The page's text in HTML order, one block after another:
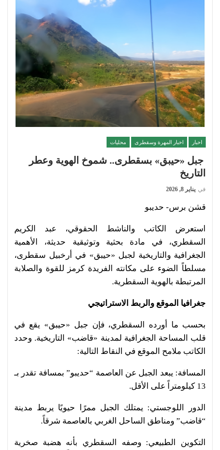
اخبار اخبار المهرة وسقطرى محليات
جبل «حيبق» بسقطرى.. شموخ الهوية وعطر
التاريخ
في يناير 8, 2026
قشن برس- حديبو
استعرض الكاتب والناشط الحقوقي، عبد الكريم
السقطري، في مادة بحثية وتوثيقية حديثة، الأهمية
الجغرافية والتاريخية لجبل «حيبق» في أرخبيل سقطرى،
مسلطاً الضوء على مكانته الفريدة كرمز للقوة والصلابة
المرتبطة بالهوية السقطرية.
جغرافيا الموقع والربط الاستراتيجي
بحسب ما أورده السقطري، فإن جبل «حيبق» يقع في
قلب المساحة الجغرافية لمدينة «قاضب» التاريخية. وحدد
الكاتب ملامح الموقع في النقاط التالية:
المسافة: يبعد الجبل عن العاصمة “حديبو” بمسافة تقدر بـ
13 كيلومتراً على الأقل.
الدور اللوجستي: يمتلك الجبل ممرًا حيويًا يربط مدينة
“قاضب” ومناطق الساحل الغربي بالعاصمة شرقاً.
التكوين الطبيعي: وصفه السقطري بأنه هضبة صخرية